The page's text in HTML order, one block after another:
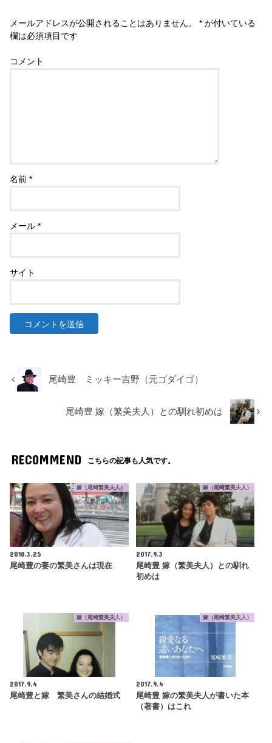
メールアドレスが公開されることはありません。 * が付いている
欄は必須項目です
コメント
名前*
メール*
サイト
尾崎豊 ミッキー吉野（元ゴダイゴ）
尾崎豊 嫁（繁美夫人）との馴れ初めは
RECOMMEND こちらの記事も人気です。
嫁（尾崎繁美夫人）
2018.3.25
尾崎豊の妻の繁美さんは現在
嫁（尾崎繁美夫人）
2017.9.3
尾崎豊 嫁（繁美夫人）との馴れ
初めは
嫁（尾崎繁美夫人）
2017.9.4
尾崎豊と嫁 繁美さんの結婚式
嫁（尾崎繁美夫人）
2017.9.4
尾崎豊 嫁の繁美夫人が書いた本
（著書）はこれ